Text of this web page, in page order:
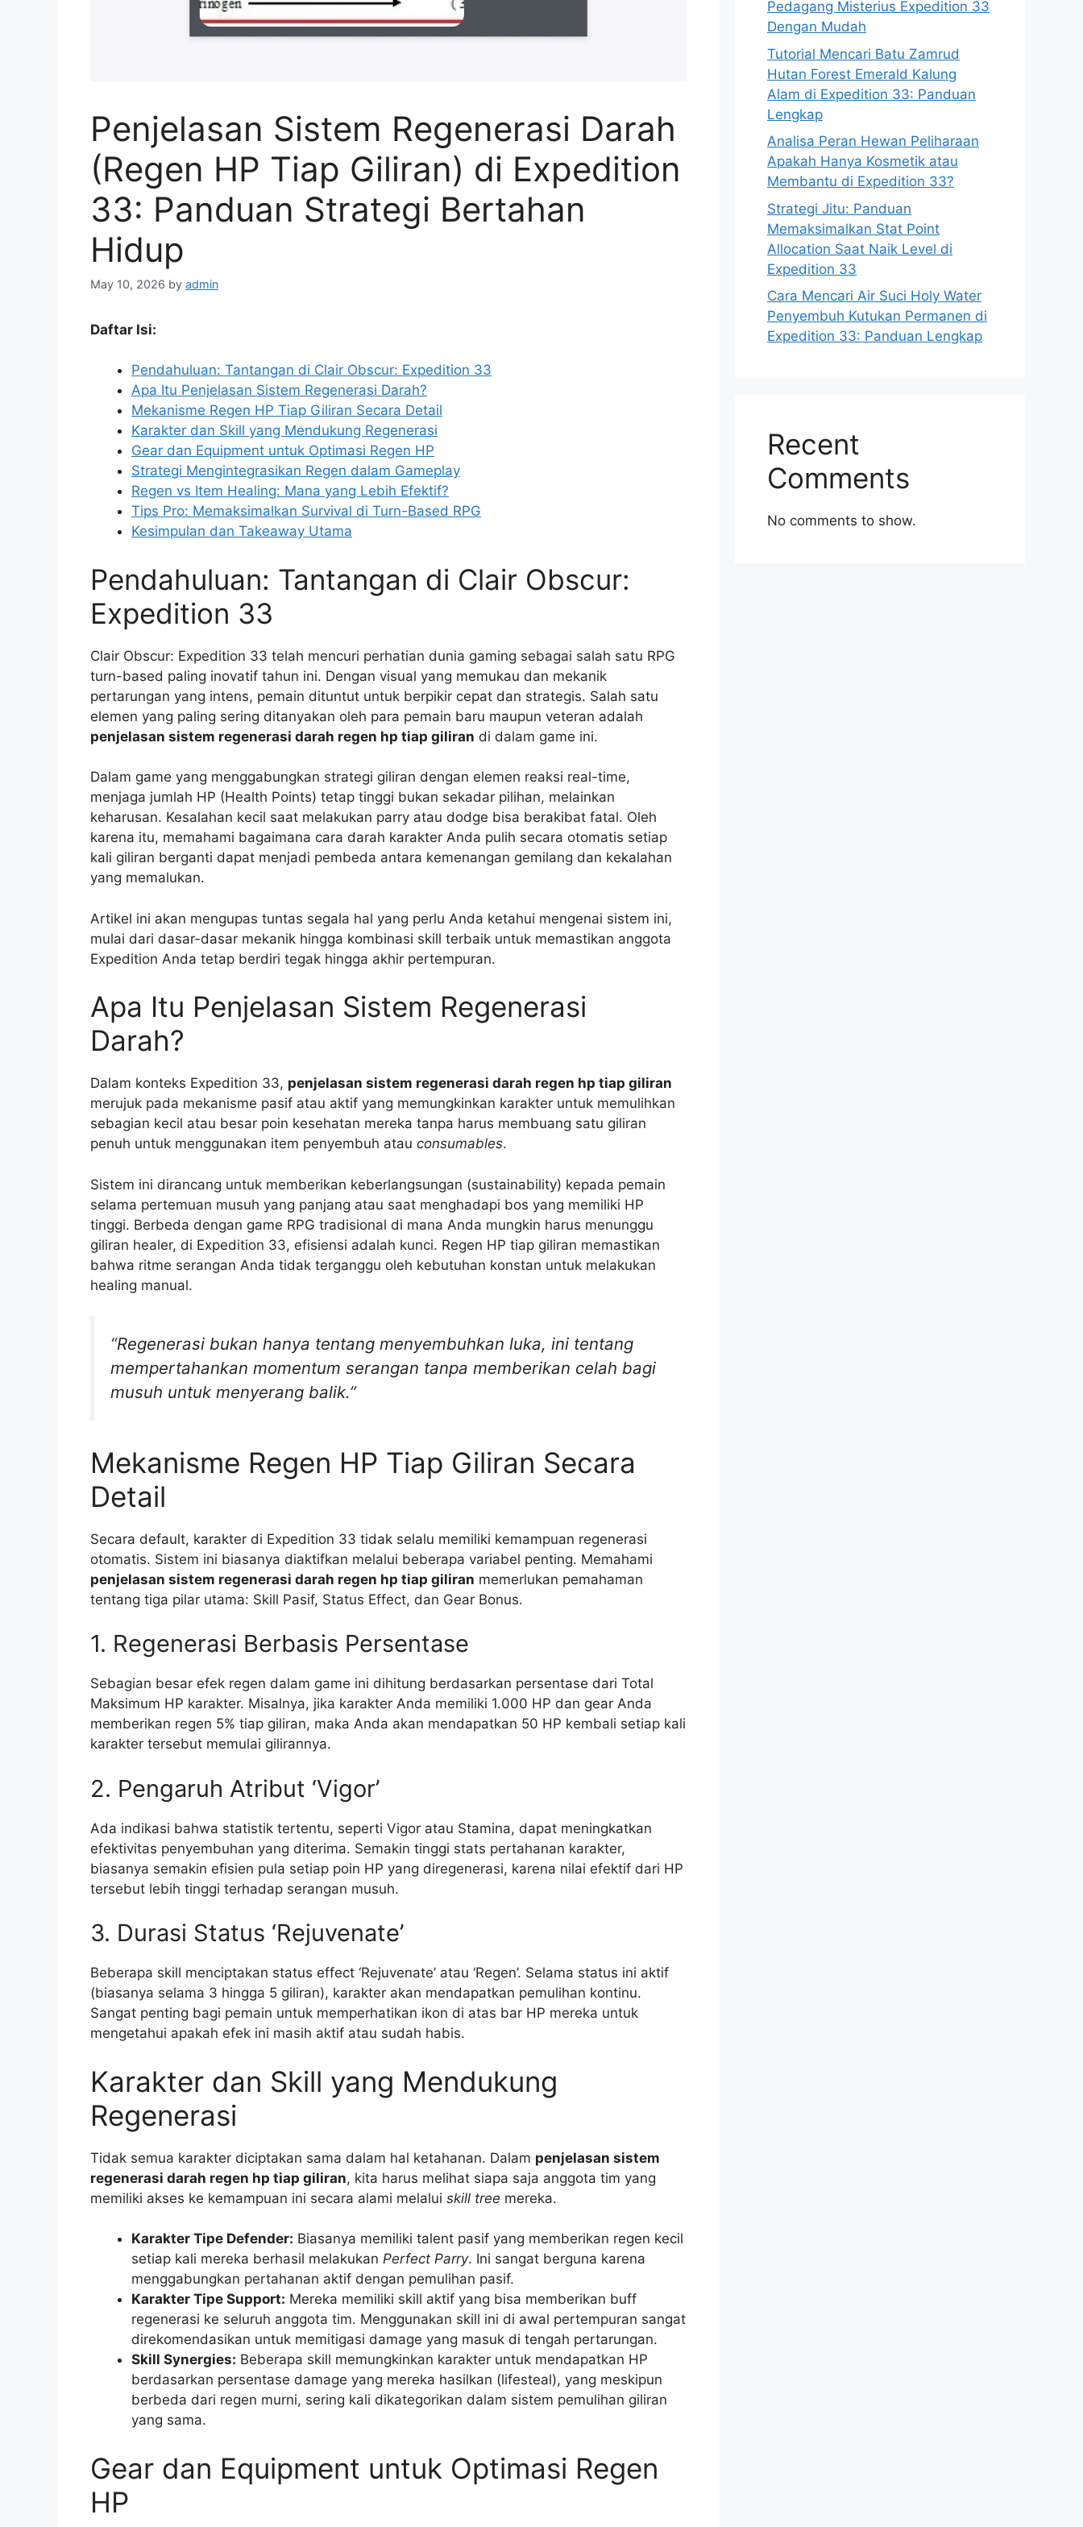
Penjelasan Sistem Regenerasi Darah
(Regen HP Tiap Giliran) di Expedition
33: Panduan Strategi Bertahan
Hidup
May 10, 2026 by admin
Daftar Isi:
Pendahuluan: Tantangan di Clair Obscur: Expedition 33
Apa Itu Penjelasan Sistem Regenerasi Darah?
Mekanisme Regen HP Tiap Giliran Secara Detail
Karakter dan Skill yang Mendukung Regenerasi
Gear dan Equipment untuk Optimasi Regen HP
Strategi Mengintegrasikan Regen dalam Gameplay
Regen vs Item Healing: Mana yang Lebih Efektif?
Tips Pro: Memaksimalkan Survival di Turn-Based RPG
Kesimpulan dan Takeaway Utama
Pendahuluan: Tantangan di Clair Obscur:
Expedition 33
Clair Obscur: Expedition 33 telah mencuri perhatian dunia gaming sebagai salah satu RPG
turn-based paling inovatif tahun ini. Dengan visual yang memukau dan mekanik
pertarungan yang intens, pemain dituntut untuk berpikir cepat dan strategis. Salah satu
elemen yang paling sering ditanyakan oleh para pemain baru maupun veteran adalah
penjelasan sistem regenerasi darah regen hp tiap giliran di dalam game ini.
Dalam game yang menggabungkan strategi giliran dengan elemen reaksi real-time,
menjaga jumlah HP (Health Points) tetap tinggi bukan sekadar pilihan, melainkan
keharusan. Kesalahan kecil saat melakukan parry atau dodge bisa berakibat fatal. Oleh
karena itu, memahami bagaimana cara darah karakter Anda pulih secara otomatis setiap
kali giliran berganti dapat menjadi pembeda antara kemenangan gemilang dan kekalahan
yang memalukan.
Artikel ini akan mengupas tuntas segala hal yang perlu Anda ketahui mengenai sistem ini,
mulai dari dasar-dasar mekanik hingga kombinasi skill terbaik untuk memastikan anggota
Expedition Anda tetap berdiri tegak hingga akhir pertempuran.
Apa Itu Penjelasan Sistem Regenerasi
Darah?
Dalam konteks Expedition 33, penjelasan sistem regenerasi darah regen hp tiap giliran
merujuk pada mekanisme pasif atau aktif yang memungkinkan karakter untuk memulihkan
sebagian kecil atau besar poin kesehatan mereka tanpa harus membuang satu giliran
penuh untuk menggunakan item penyembuh atau consumables.
Sistem ini dirancang untuk memberikan keberlangsungan (sustainability) kepada pemain
selama pertemuan musuh yang panjang atau saat menghadapi bos yang memiliki HP
tinggi. Berbeda dengan game RPG tradisional di mana Anda mungkin harus menunggu
giliran healer, di Expedition 33, efisiensi adalah kunci. Regen HP tiap giliran memastikan
bahwa ritme serangan Anda tidak terganggu oleh kebutuhan konstan untuk melakukan
healing manual.
“Regenerasi bukan hanya tentang menyembuhkan luka, ini tentang
mempertahankan momentum serangan tanpa memberikan celah bagi
musuh untuk menyerang balik.”
Mekanisme Regen HP Tiap Giliran Secara
Detail
Secara default, karakter di Expedition 33 tidak selalu memiliki kemampuan regenerasi
otomatis. Sistem ini biasanya diaktifkan melalui beberapa variabel penting. Memahami
penjelasan sistem regenerasi darah regen hp tiap giliran memerlukan pemahaman
tentang tiga pilar utama: Skill Pasif, Status Effect, dan Gear Bonus.
1. Regenerasi Berbasis Persentase
Sebagian besar efek regen dalam game ini dihitung berdasarkan persentase dari Total
Maksimum HP karakter. Misalnya, jika karakter Anda memiliki 1.000 HP dan gear Anda
memberikan regen 5% tiap giliran, maka Anda akan mendapatkan 50 HP kembali setiap kali
karakter tersebut memulai gilirannya.
2. Pengaruh Atribut ‘Vigor’
Ada indikasi bahwa statistik tertentu, seperti Vigor atau Stamina, dapat meningkatkan
efektivitas penyembuhan yang diterima. Semakin tinggi stats pertahanan karakter,
biasanya semakin efisien pula setiap poin HP yang diregenerasi, karena nilai efektif dari HP
tersebut lebih tinggi terhadap serangan musuh.
3. Durasi Status ‘Rejuvenate’
Beberapa skill menciptakan status effect ‘Rejuvenate’ atau ‘Regen’. Selama status ini aktif
(biasanya selama 3 hingga 5 giliran), karakter akan mendapatkan pemulihan kontinu.
Sangat penting bagi pemain untuk memperhatikan ikon di atas bar HP mereka untuk
mengetahui apakah efek ini masih aktif atau sudah habis.
Karakter dan Skill yang Mendukung
Regenerasi
Tidak semua karakter diciptakan sama dalam hal ketahanan. Dalam penjelasan sistem
regenerasi darah regen hp tiap giliran, kita harus melihat siapa saja anggota tim yang
memiliki akses ke kemampuan ini secara alami melalui skill tree mereka.
Karakter Tipe Defender: Biasanya memiliki talent pasif yang memberikan regen kecil
setiap kali mereka berhasil melakukan Perfect Parry. Ini sangat berguna karena
menggabungkan pertahanan aktif dengan pemulihan pasif.
Karakter Tipe Support: Mereka memiliki skill aktif yang bisa memberikan buff
regenerasi ke seluruh anggota tim. Menggunakan skill ini di awal pertempuran sangat
direkomendasikan untuk memitigasi damage yang masuk di tengah pertarungan.
Skill Synergies: Beberapa skill memungkinkan karakter untuk mendapatkan HP
berdasarkan persentase damage yang mereka hasilkan (lifesteal), yang meskipun
berbeda dari regen murni, sering kali dikategorikan dalam sistem pemulihan giliran
yang sama.
Gear dan Equipment untuk Optimasi Regen
HP
Pedagang Misterius Expedition 33
Dengan Mudah
Tutorial Mencari Batu Zamrud
Hutan Forest Emerald Kalung
Alam di Expedition 33: Panduan
Lengkap
Analisa Peran Hewan Peliharaan
Apakah Hanya Kosmetik atau
Membantu di Expedition 33?
Strategi Jitu: Panduan
Memaksimalkan Stat Point
Allocation Saat Naik Level di
Expedition 33
Cara Mencari Air Suci Holy Water
Penyembuh Kutukan Permanen di
Expedition 33: Panduan Lengkap
Recent
Comments
No comments to show.